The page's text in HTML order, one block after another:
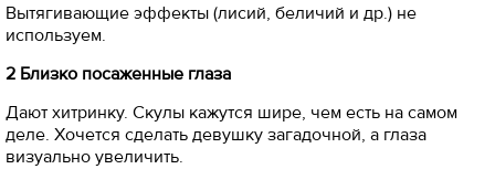
Вытягивающие эффекты (лисий, беличий и др.) не
используем.
2 Близко посаженные глаза
Дают хитринку. Скулы кажутся шире, чем есть на самом
деле. Хочется сделать девушку загадочной, а глаза
визуально увеличить.